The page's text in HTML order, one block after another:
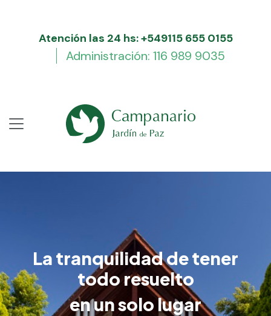
Atención las 24 hs: +549115 655 0155
Administración: 116 989 9035
La tranquilidad de tener
todo resuelto
en un solo lugar